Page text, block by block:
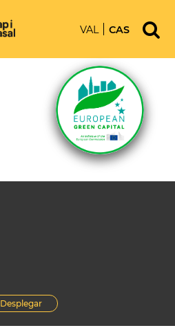
VAL CAS
Desplegar